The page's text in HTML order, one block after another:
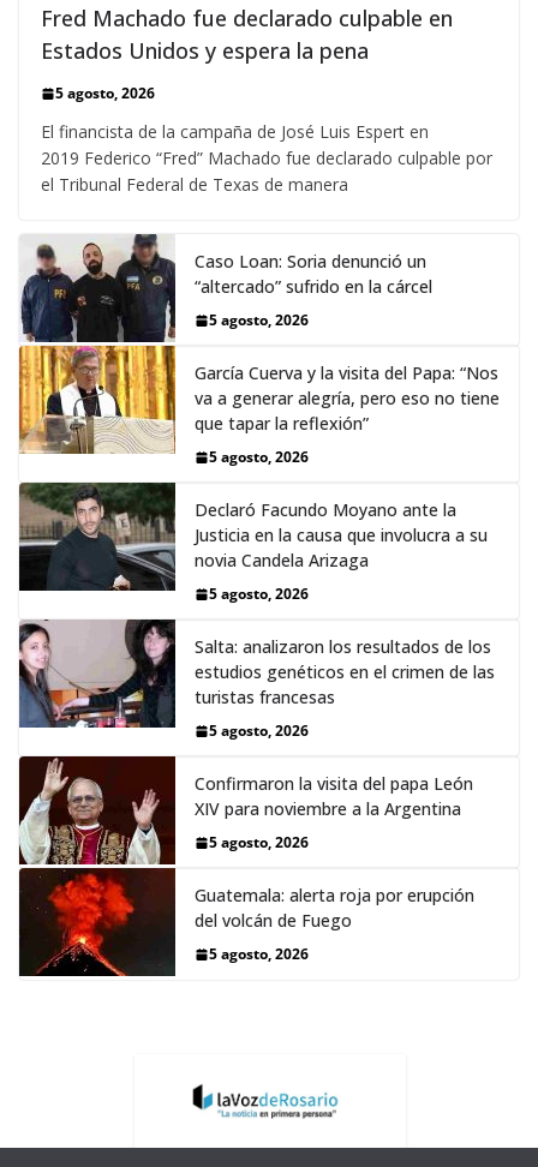
Fred Machado fue declarado culpable en
Estados Unidos y espera la pena
5 agosto, 2026
El financista de la campaña de José Luis Espert en
2019 Federico “Fred” Machado fue declarado culpable por
el Tribunal Federal de Texas de manera
Caso Loan: Soria denunció un
“altercado” sufrido en la cárcel
5 agosto, 2026
García Cuerva y la visita del Papa: “Nos
va a generar alegría, pero eso no tiene
que tapar la reflexión”
5 agosto, 2026
Declaró Facundo Moyano ante la
Justicia en la causa que involucra a su
novia Candela Arizaga
5 agosto, 2026
Salta: analizaron los resultados de los
estudios genéticos en el crimen de las
turistas francesas
5 agosto, 2026
Confirmaron la visita del papa León
XIV para noviembre a la Argentina
5 agosto, 2026
Guatemala: alerta roja por erupción
del volcán de Fuego
5 agosto, 2026